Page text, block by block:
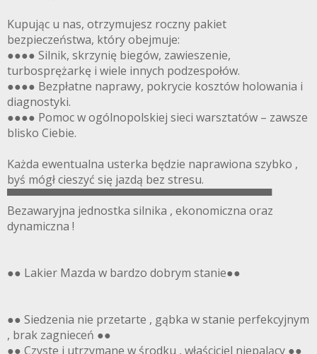
Kupując u nas, otrzymujesz roczny pakiet
bezpieczeństwa, który obejmuje:
●●●● Silnik, skrzynię biegów, zawieszenie,
turbosprężarkę i wiele innych podzespołów.
●●●● Bezpłatne naprawy, pokrycie kosztów holowania i
diagnostyki.
●●●● Pomoc w ogólnopolskiej sieci warsztatów – zawsze
blisko Ciebie.
Każda ewentualna usterka będzie naprawiona szybko ,
byś mógł cieszyć się jazdą bez stresu.
▀▀▀▀▀▀▀▀▀▀▀▀▀▀▀▀▀▀▀▀▀▀▀▀▀▀▀▀▀▀▀▀▀▀
Bezawaryjna jednostka silnika , ekonomiczna oraz
dynamiczna !
●● Lakier Mazda w bardzo dobrym stanie●●
●● Siedzenia nie przetarte , gąbka w stanie perfekcyjnym
, brak zagnieceń ●●
●● Czyste i utrzymane w środku , właściciel niepalący ●●